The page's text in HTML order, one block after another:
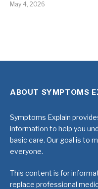
May 4, 2026
ABOUT SYMPTOMS
Symptoms Explain
information to help you
basic care. Our goal is to
everyone.
This content is for
replace professional